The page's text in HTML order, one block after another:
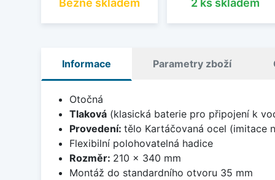
Informace Parametry zboží
Otočná
Tlaková(klasická baterie pro připojení k
Provedení: tělo Kartáčovaná ocel (imitace
Flexibilní polohovatelná hadice
Rozměr: 210 x 340 mm
Montáž do standardního otvoru 35 mm